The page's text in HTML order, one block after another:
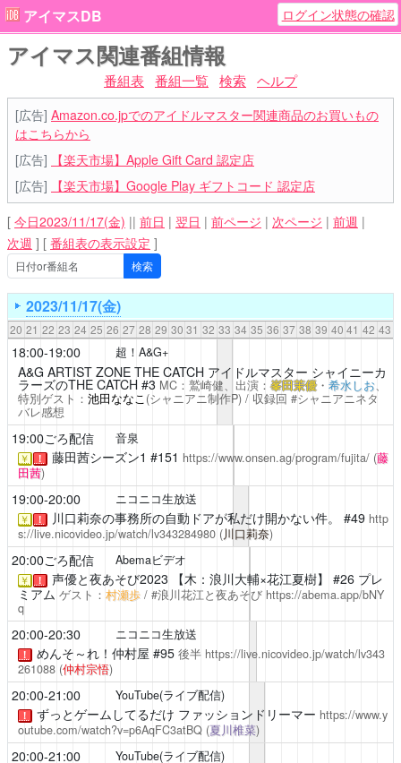
アイマスDB ログイン状態の確認
アイマス関連番組情報
番組表 番組一覧 検索 ヘルプ
[広告] Amazon.co.jpでのアイドルマスター関連商品のお買いもの
はこちらから
[広告]
【楽天市場】Apple Gift Card 認定店
[広告]
【楽天市場】Google Play ギフトコード 認定店
[ 今日2023/11/17(金) || 前日 | 翌日 | 前ページ | 次ページ | 前週 |
次週 ] [ 番組表の表示設定 ]
2023/11/17(金)
20 21 22 23 24 25 26 27 28 29 30 31 32 33 34 35 36 37 38 39 40 41 42 43
18:00-19:00 超！A&G+
A&G ARTIST ZONE THE CATCHアイドルマスター シャイニーカ
ラーズのTHE CATCH #3 MC：鷲崎健、出演：峯田茉優・ 希水しお、
特別ゲスト： 池田ななこ (シャニアニ制作P) / 収録回 #シャニアニネタ
バレ感想
19:00ごろ配信 音泉
￥ ！ 藤田茜シーズン1 #151 https://www.onsen.ag/program/fujita/ (藤
田茜)
19:00-20:00 ニコニコ生放送
￥ ！ 川口莉奈の事務所の自動ドアが私だけ開かない件。 #49 http
s://live.nicovideo.jp/watch/lv343284980 (川口莉奈)
20:00ごろ配信 Abemaビデオ
￥ ！ 声優と夜あそび2023 【木：浪川大輔×花江夏樹】 #26 プレ
ミアム ゲスト： 村瀬歩/ #浪川花江と夜あそび https://abema.app/bNY
q
20:00-20:30 ニコニコ生放送
！ めんそ～れ！仲村屋 #95 後半 https://live.nicovideo.jp/watch/lv343
261088 (仲村宗悟)
20:00-21:00 YouTube(ライブ配信)
！ ずっとゲームしてるだけ ファッションドリーマー https://www.y
outube.com/watch?v=p6AqFC3atBQ (夏川椎菜)
20:00-21:00 YouTube(ライブ配信)